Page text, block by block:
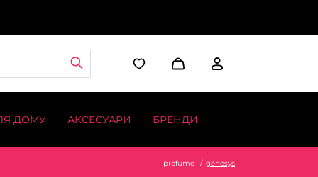
ДОМУ АКСЕСУАРИ БРЕНДИ
profumo genosys